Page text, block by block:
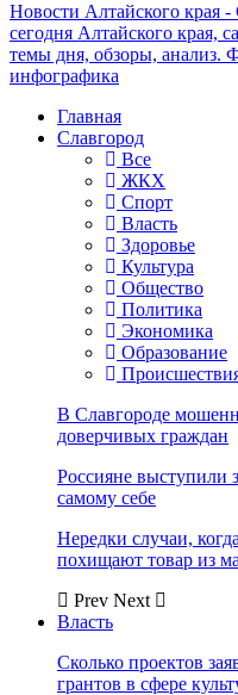
Новости Алтайского края
сегодня Алтайского края,
темы дня, обзоры, анализ.
инфографика
Главная
Славгород
Все
ЖКХ
Спорт
Власть
Здоровье
Культура
Общество
Политика
Экономика
Образование
В Славгороде
доверчивых граждан
Россияне выступили
самому себе
Нередки случаи,
похищают товар из
Prev Next
Власть
Сколько проектов
грантов в сфере